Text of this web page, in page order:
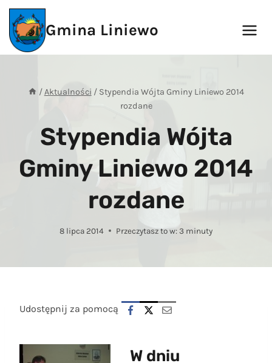
Przejdź
treści
Gmina Liniewo
/Aktualności / Stypendia Wójta Gminy Liniewo 2014
rozdane
Stypendia Wójta
Gminy Liniewo 2014
rozdane
8 lipca 2014 Przeczytasz to w: 3 minuty
Udostępnij za pomocą
W dniu